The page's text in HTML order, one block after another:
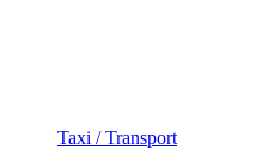
Taxi / Transport